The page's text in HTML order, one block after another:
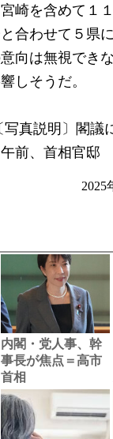
崎を含めて１
合わせて５県
向は無視でき
しそうだ。
写真説明〕閣議
前、首相官邸
2025
内閣・党人事、幹
事長が焦点＝高市
首相